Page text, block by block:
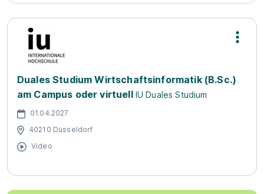
Duales Studium Wirtschaftsinformatik (B.Sc.)
am Campus oder virtuell IU Duales Studium
01.04.2027
40210 Düsseldorf
Video